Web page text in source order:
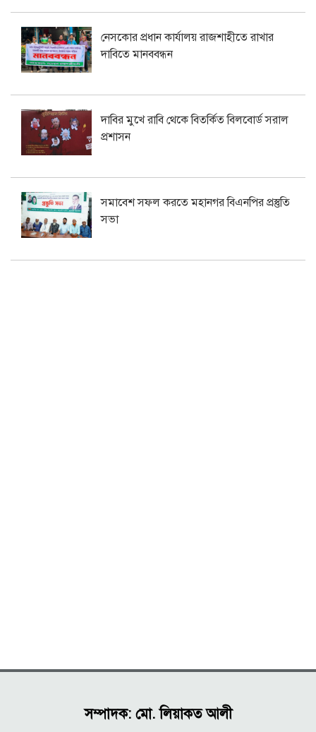
নেসকোর প্রধান কার্যালয় রাজশাহীতে রাখার
দাবিতে মানববন্ধন
দাবির মুখে রাবি থেকে বিতর্কিত বিলবোর্ড সরাল
প্রশাসন
সমাবেশ সফল করতে মহানগর বিএনপির প্রস্তুতি
সভা
সম্পাদক: মো. লিয়াকত আলী